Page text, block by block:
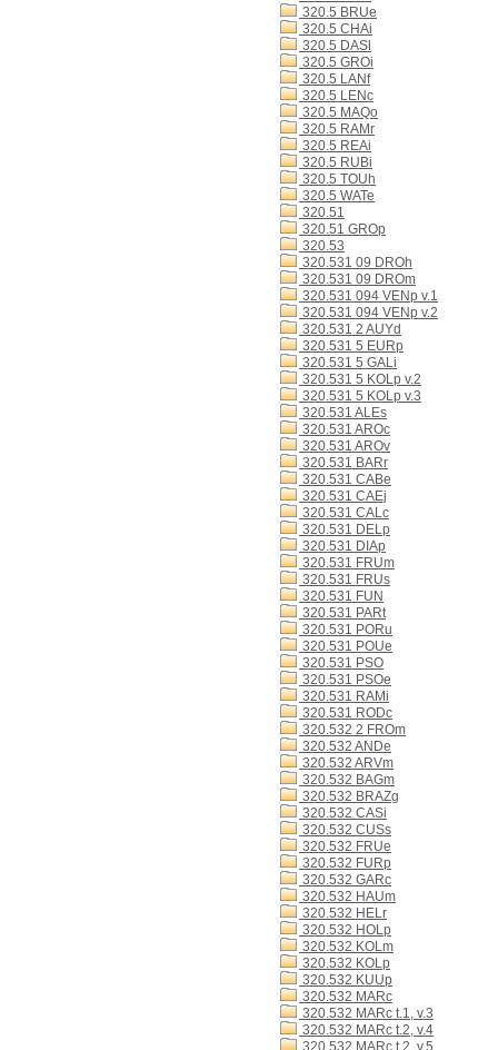
320.5 BRUe
320.5 CHAi
320.5 DASl
320.5 GROi
320.5 LANf
320.5 LENc
320.5 MAQo
320.5 RAMr
320.5 REAi
320.5 RUBi
320.5 TOUh
320.5 WATe
320.51
320.51 GROp
320.53
320.531 09 DROh
320.531 09 DROm
320.531 094 VENp v.1
320.531 094 VENp v.2
320.531 2 AUYd
320.531 5 EURp
320.531 5 GALi
320.531 5 KOLp v.2
320.531 5 KOLp v.3
320.531 ALEs
320.531 AROc
320.531 AROv
320.531 BARr
320.531 CABe
320.531 CAEj
320.531 CALc
320.531 DELp
320.531 DIAp
320.531 FRUm
320.531 FRUs
320.531 FUN
320.531 PARt
320.531 PORu
320.531 POUe
320.531 PSO
320.531 PSOe
320.531 RAMi
320.531 RODc
320.532 2 FROm
320.532 ANDe
320.532 ARVm
320.532 BAGm
320.532 BRAZg
320.532 CASi
320.532 CUSs
320.532 FRUe
320.532 FURp
320.532 GARc
320.532 HAUm
320.532 HELr
320.532 HOLp
320.532 KOLm
320.532 KOLp
320.532 KUUp
320.532 MARc
320.532 MARc t.1, v.3
320.532 MARc t.2, v.4
320.532 MARc t.2, v.5